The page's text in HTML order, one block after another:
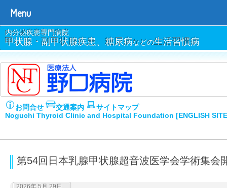
内分泌疾患専門病院
甲状腺・副甲状腺疾患、糖尿病などの生活習慣病
お問合せ 交通案内
サイトマップ
Noguchi Thyroid Clinic and Hospital Foundation [ENGLISH
第54回日本乳腺甲状腺超音波医学会学術集会
2026年 5月 29日
Menu